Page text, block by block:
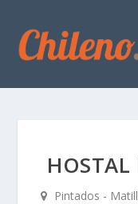
Pintados -